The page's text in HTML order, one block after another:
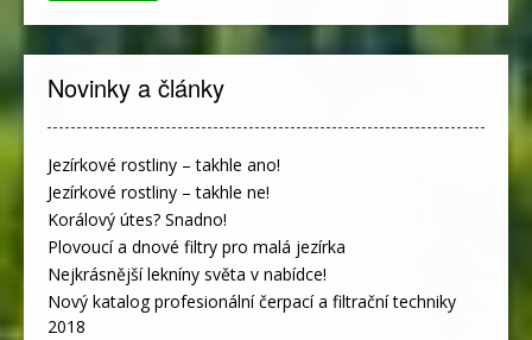
Novinky a články
Jezírkové rostliny – takhle ano!
Jezírkové rostliny – takhle ne!
Korálový útes? Snadno!
Plovoucí a dnové filtry pro malá jezírka
Nejkrásnější lekníny světa v nabídce!
Nový katalog profesionální čerpací a filtrační techniky
2018